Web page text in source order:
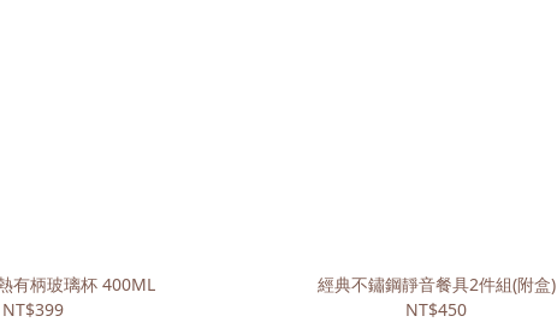
有柄玻璃杯 400ML
NT$399
經典不鏽鋼靜音餐具2件組(附盒)
NT$450